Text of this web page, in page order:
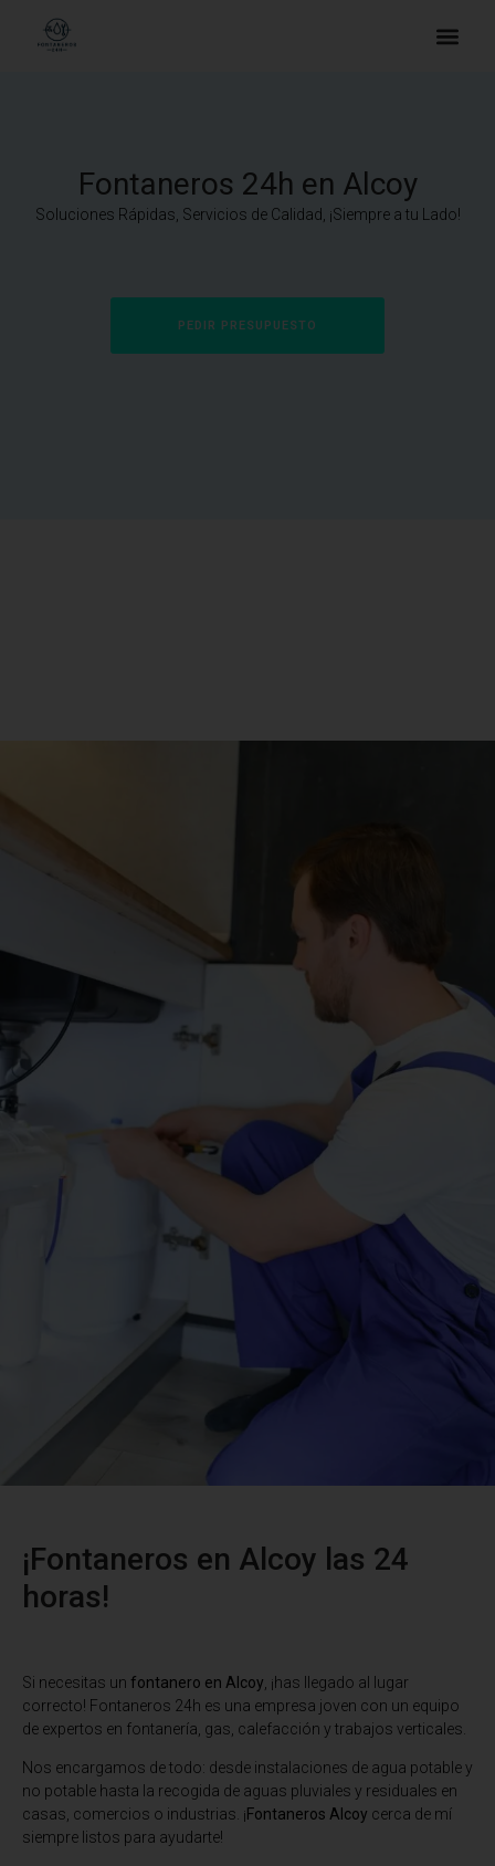
Fontaneros 24h en Alcoy
Soluciones Rápidas, Servicios de Calidad, ¡Siempre a tu Lado!
PEDIR PRESUPUESTO
¡Fontaneros en Alcoy las 24
horas!
Si necesitas un fontanero en Alcoy , ¡has llegado al lugar
correcto! Fontaneros 24h es una empresa joven con un equipo
de expertos en fontanería, gas, calefacción y trabajos verticales.
Nos encargamos de todo: desde instalaciones de agua potable y
no potable hasta la recogida de aguas pluviales y residuales en
casas, comercios o industrias. ¡Fontaneros Alcoy cerca de mí
siempre listos para ayudarte!